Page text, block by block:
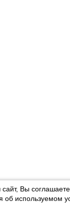
Вы
об используемом